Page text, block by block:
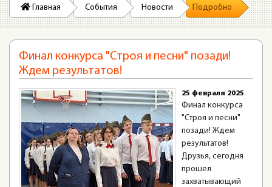
Главная События Новости Подробно
Финал конкурса "Строя и песни" позади!
Ждем результатов!
25 февраля 2025
Финал конкурса
"Строя и песни"
позади! Ждем
результатов!
Друзья, сегодня
прошел
захватывающий